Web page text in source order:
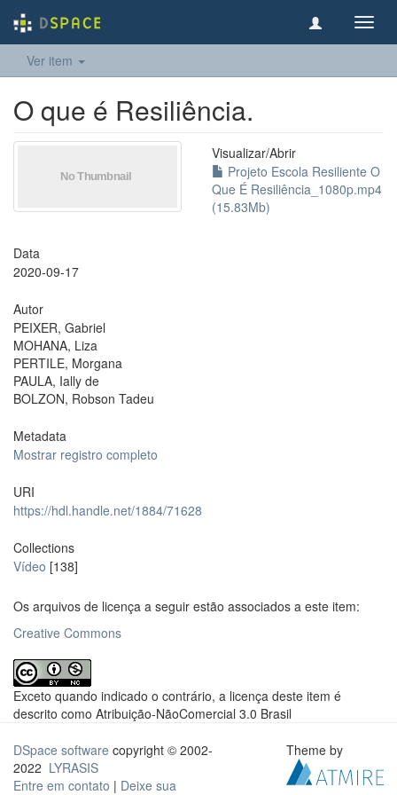
Ver item
O que é Resiliência.
Visualizar/Abrir
Projeto Escola Resiliente O
Que É Resiliência_1080p.mp4
(15.83Mb)
Data
2020-09-17
Autor
PEIXER, Gabriel
MOHANA, Liza
PERTILE, Morgana
PAULA, Ially de
BOLZON, Robson Tadeu
Metadata
Mostrar registro completo
URI
https://hdl.handle.net/1884/71628
Collections
Vídeo [138]
Os arquivos de licença a seguir estão associados a este item:
Creative Commons
Exceto quando indicado o contrário, a licença deste item é
descrito como Atribuição-NãoComercial 3.0 Brasil
DSpace software copyright © 2002-
2022 LYRASIS
Entre em contato | Deixe sua
Theme by